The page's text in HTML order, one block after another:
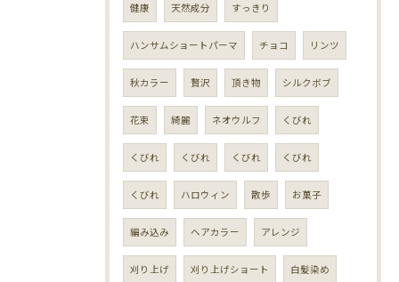
健康 天然成分 すっきり
ハンサムショートパーマ チョコ リンツ
秋カラー 贅沢 頂き物 シルクボブ
花束 綺麗 ネオウルフ くびれ
くびれ くびれ くびれ くびれ
くびれ ハロウィン 散歩 お菓子
編み込み ヘアカラー アレンジ
刈り上げ 刈り上げショート 白髪染め